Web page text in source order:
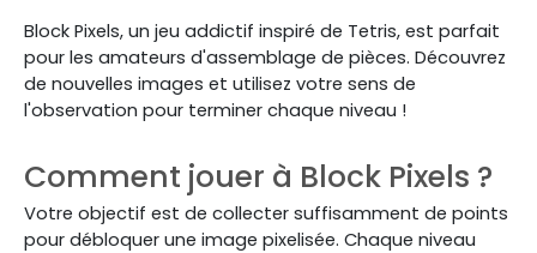
Block Pixels, un jeu addictif inspiré de Tetris, est parfait
pour les amateurs d'assemblage de pièces. Découvrez
de nouvelles images et utilisez votre sens de
l'observation pour terminer chaque niveau !
Comment jouer à Block Pixels ?
Votre objectif est de collecter suffisamment de points
pour débloquer une image pixelisée. Chaque niveau